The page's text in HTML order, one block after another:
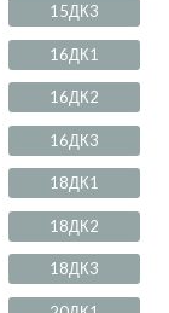
15ДК3
16ДК1
16ДК2
16ДК3
18ДК1
18ДК2
18ДК3